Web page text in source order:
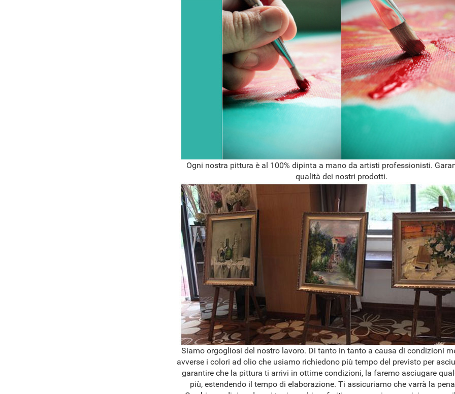
Ogni nostra pittura è al 100% dipinta a mano da artisti professionisti.
qualità dei nostri prodotti.
Siamo orgogliosi del nostro lavoro. Di tanto in tanto a causa di condizioni
avverse i colori ad olio che usiamo richiedono più tempo del previsto per
garantire che la pittura ti arrivi in ottime condizioni, la faremo asciugare
più, estendendo il tempo di elaborazione. Ti assicuriamo che varrà la